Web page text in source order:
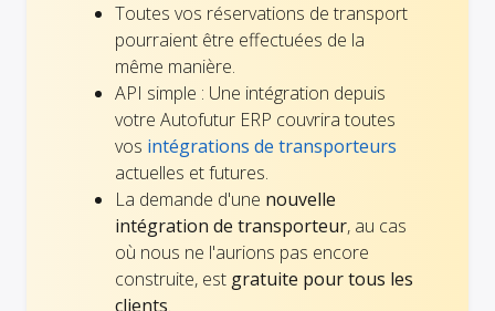
Toutes vos réservations de transport
pourraient être effectuées de la
même manière.
API simple : Une intégration depuis
votre Autofutur ERP couvrira toutes
vos intégrations de transporteurs
actuelles et futures.
La demande d'une nouvelle
intégration de transporteur, au cas
où nous ne l'aurions pas encore
construite, est gratuite pour tous les
clients.